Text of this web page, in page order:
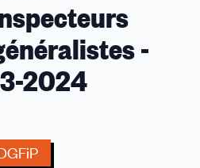
des
inspecteurs
stagiaires
généralistes
-
-
2024